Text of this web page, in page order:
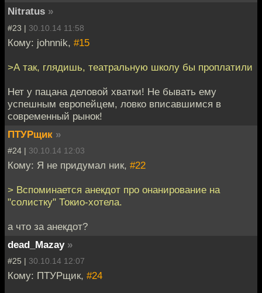
Nitratus »
#23 | 30.10.14 11:58
Кому: johnnik, #15
>А так, глядишь, театральную школу бы проплатили
Нет у пацана деловой хватки! Не бывать ему
успешным европейцем, ловко вписавшимся в
современный рынок!
ПТУРщик »
#24 | 30.10.14 12:03
Кому: Я не придумал ник, #22
> Вспоминается анекдот про онанирование на
"солистку" Токио-хотела.
а что за анекдот?
dead_Mazay »
#25 | 30.10.14 12:07
Кому: ПТУРщик, #24